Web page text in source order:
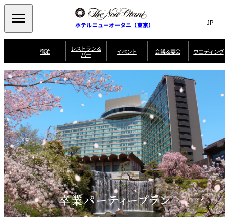
ホテルニューオータニ（東京） Search
サ
ト
内
検
を
開
閉
言
切
替
え
メ
JP(日本語)
EN
Select Language
宿泊
ゼクティブハ
ウス 禅 ザ・メイン
ニューオータニ・
ガーデンタワー スイートのご案内
客室一覧 宿泊プラン一覧 サービスガイド ルームサービス
ルニューオー
サービスア
ートメント 朝食のご案内
宿泊者限定
ディナ ーご優待
のご案内
誕生日や記念日の
お祝いに
レストラン＆
バー
ご案内
ソムリエ 個室のご案内
ご家族で楽し
む小個室
ビュッフェ
VIEW & DINING
THE SKY
タワーレスト
ラン
ガーデンラウ
ンジ
トレーダーヴ
ィックス 東京
スイーツ
パティスリー
SATSUKI
ピエール・エ
ルメ・パリ
西洋料理
イベント 会議＆宴会
会
議
＆
会
宴会場一覧 プラン一覧
宴会ご予約・お問
合せフォーム
ウエディング
ウ
エ
デ
ィ
ン
グ
ウエディングスタ
イル コン
披露宴
ムービー TOKYO
ホテルへのアクセ
ス
卒業パーティープラン